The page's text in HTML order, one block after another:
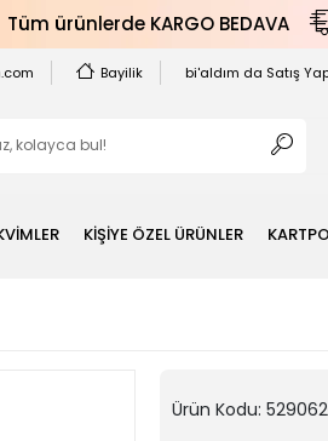
Tüm ürünlerde KARGO BEDAVA
Bayilik bi'aldım da Satış
KİŞİYE ÖZEL ÜRÜNLER
Ürün Kodu: